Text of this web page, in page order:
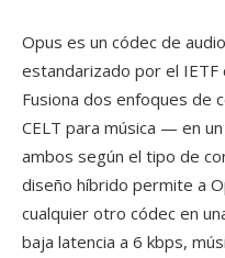
Opus es un códec de
estandarizado por el IETF
Fusiona dos enfoques de
CELT para música — en
ambos según el tipo de
diseño híbrido permite a
cualquier otro códec en
baja latencia a 6 kbps,